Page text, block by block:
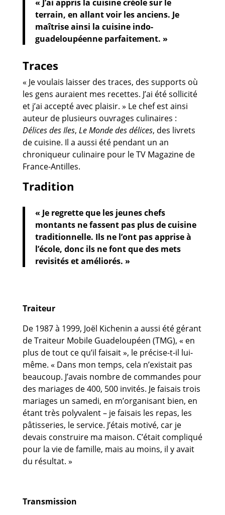
« J’ai appris la cuisine créole sur le
terrain, en allant voir les anciens. Je
maîtrise ainsi la cuisine indo-
guadeloupéenne parfaitement. »
Traces
« Je voulais laisser des traces, des supports où
les gens auraient mes recettes. J’ai été sollicité
et j’ai accepté avec plaisir. » Le chef est ainsi
auteur de plusieurs ouvrages culinaires :
Délices des Iles, Le Monde des délices, des livrets
de cuisine. Il a aussi été pendant un an
chroniqueur culinaire pour le TV Magazine de
France-Antilles.
Tradition
« Je regrette que les jeunes chefs
montants ne fassent pas plus de cuisine
traditionnelle. Ils ne l’ont pas apprise à
l’école, donc ils ne font que des mets
revisités et améliorés. »
Traiteur
De 1987 à 1999, Joël Kichenin a aussi été gérant
de Traiteur Mobile Guadeloupéen (TMG), « en
plus de tout ce qu’il faisait », le précise-t-il lui-
même. « Dans mon temps, cela n’existait pas
beaucoup. J’avais nombre de commandes pour
des mariages de 400, 500 invités. Je faisais trois
mariages un samedi, en m’organisant bien, en
étant très polyvalent – je faisais les repas, les
pâtisseries, le service. J’étais motivé, car je
devais construire ma maison. C’était compliqué
pour la vie de famille, mais au moins, il y avait
du résultat. »
Transmission